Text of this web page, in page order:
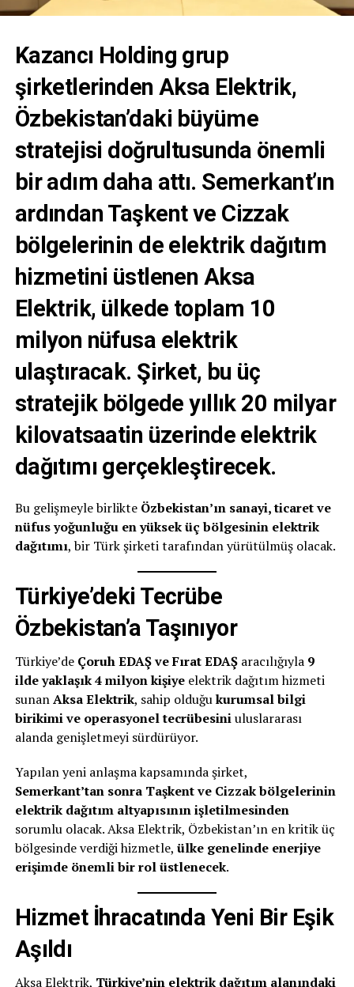
Kazancı Holding grup
şirketlerinden Aksa Elektrik,
Özbekistan’daki büyüme
stratejisi doğrultusunda önemli
bir adım daha attı. Semerkant’ın
ardından Taşkent ve Cizzak
bölgelerinin de elektrik dağıtım
hizmetini üstlenen Aksa
Elektrik, ülkede toplam 10
milyon nüfusa elektrik
ulaştıracak. Şirket, bu üç
stratejik bölgedeyıllık 20 milyar
kilovatsaatin üzerindeelektrik
dağıtımı gerçekleştirecek.
Bu gelişmeyle birlikte Özbekistan’ın sanayi, ticaret ve
nüfus yoğunluğu en yüksek üç bölgesinin elektrik
dağıtımı, bir Türk şirketi tarafından yürütülmüş olacak.
Türkiye’deki Tecrübe
Özbekistan’a Taşınıyor
Türkiye’de Çoruh EDAŞ ve Fırat EDAŞaracılığıyla 9
ilde yaklaşık 4 milyon kişiyeelektrik dağıtım hizmeti
sunanAksa Elektrik, sahip olduğukurumsal bilgi
birikimi ve operasyonel tecrübesiniuluslararası
alanda genişletmeyi sürdürüyor.
Yapılan yeni anlaşma kapsamında şirket,
Semerkant’tan sonra Taşkent ve Cizzak bölgelerinin
elektrik dağıtım altyapısının işletilmesinden
sorumlu olacak. Aksa Elektrik, Özbekistan’ın en kritik üç
bölgesinde verdiği hizmetle, ülke genelinde enerjiye
erişimde önemli bir rol üstlenecek.
Hizmet İhracatında Yeni Bir Eşik
Aşıldı
Aksa Elektrik, Türkiye’nin elektrik dağıtım alanındaki